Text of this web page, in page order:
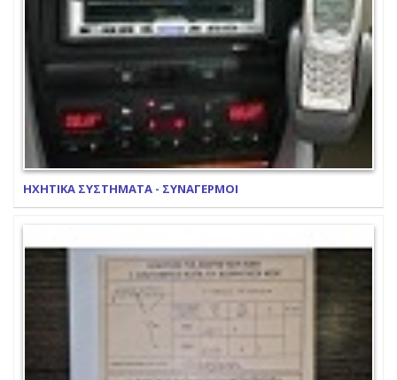
ΗΧΗΤΙΚΑ ΣΥΣΤΗΜΑΤΑ - ΣΥΝΑΓΕΡΜΟΙ